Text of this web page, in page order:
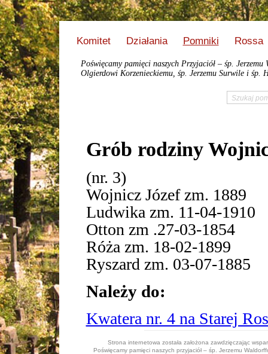
Komitet Działania Pomniki Rossa
Poświęcamy pamięci naszych Przyjaciół – śp.
Olgierdowi Korzenieckiemu, śp. Jerzemu Surwile i śp.
Grób rodziny
(nr. 3)
Wojnicz Józef zm. 1889
Ludwika zm. 11-04-1910
Otton zm .27-03-1854
Róża zm. 18-02-1899
Ryszard zm. 03-07-1885
Należy do:
Kwatera nr. 4 na Starej
Strona internetowa została założona zawdzięczając
Poświęcamy pamięci naszych przyjaciół – śp. Jerzemu